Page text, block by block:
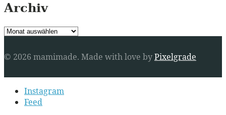
Archiv
Archiv
© 2026 mamimade. Made with love byPixelgrade
Secondary
navigationInstagram
Feed